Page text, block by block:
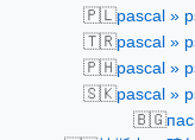
🇵🇱pascal »
🇹🇷pascal »
🇵🇭pascal »
🇸🇰pascal »
🇧🇬